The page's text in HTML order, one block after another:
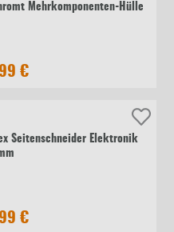
Mehrkomponenten-Hülle
€
Seitenschneider Elektronik
€